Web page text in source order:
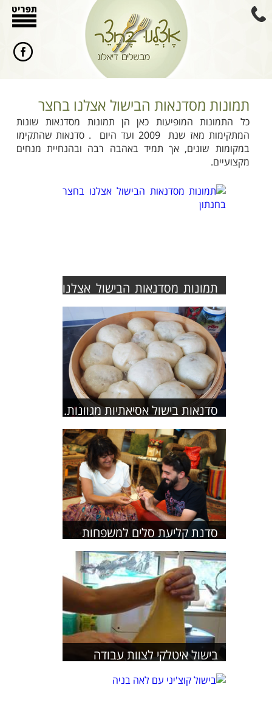
תמונות מסדנאות הבישול אצלנו בחצר
כל התמונות המופיעות כאן הן תמונות מסדנאות שונות
המתקימות מאז שנת 2009 ועד היום . סדנאות שהתקימו
במקומות שונים, אך תמיד באהבה רבה ובהנחיית מנחים
מקצועיים.
תמונות מסדנאות הבישול אצלנו
סדנאות בישול אסיאתיות מגוונות.
סדנת קליעת סלים למשפחות
בישול איטלקי לצוות עבודה